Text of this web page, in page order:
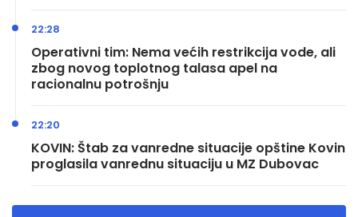
Operativni tim: Nema većih restrikcija vode, ali
zbog novog toplotnog talasa apel na
racionalnu potrošnju
22:28
KOVIN: Štab za vanredne situacije opštine Kovin
proglasila vanrednu situaciju u MZ Dubovac
22:20